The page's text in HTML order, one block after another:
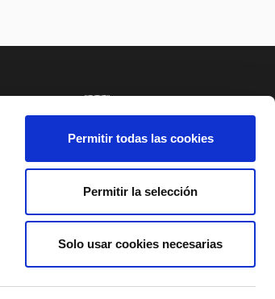
Permitir todas las cookies
Permitir la selección
Solo usar cookies necesarias
SISTEMA INTERNO DE ALERTAS DEL TNC